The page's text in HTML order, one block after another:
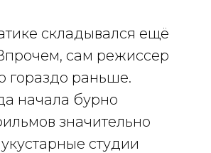
складывался ещё
сам режиссер
гораздо раньше.
начала бурно
значительно
студии